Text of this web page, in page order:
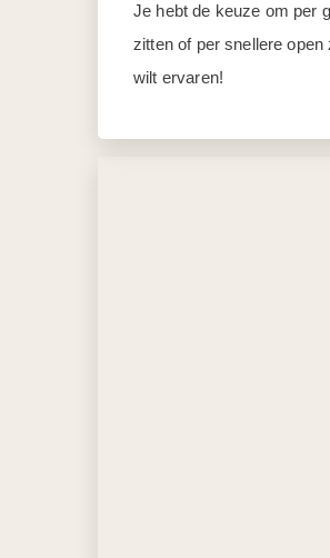
Je hebt de keuze om per
zitten of per snellere
wilt ervaren!